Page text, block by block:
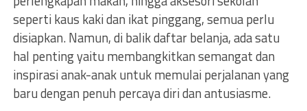
seperti kaus kaki dan ikat pinggang, semua perlu
disiapkan. Namun, di balik daftar belanja, ada satu
hal penting yaitu membangkitkan semangat dan
inspirasi anak-anak untuk memulai perjalanan yang
baru dengan penuh percaya diri dan antusiasme.